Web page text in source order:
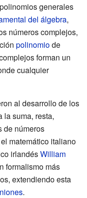
generales
del álgebra,
números complejos,
polinomiode
forman un
cualquier
al desarrollo de los
la suma, resta,
de números
matemático italiano
irlandésWilliam
formalismo más
extendiendo esta
.